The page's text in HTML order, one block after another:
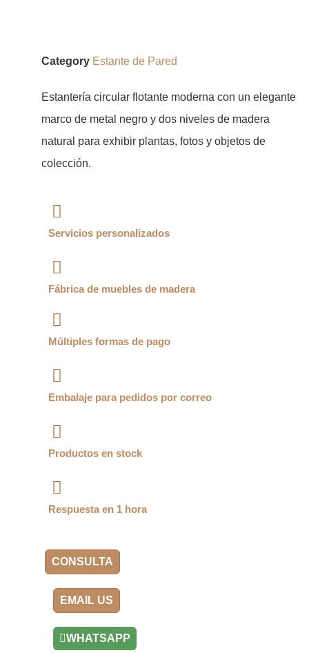
Category Estante de Pared
Estantería circular flotante moderna con un elegante
marco de metal negro y dos niveles de madera
natural para exhibir plantas, fotos y objetos de
colección.
Servicios personalizados
Fábrica de muebles de madera
Múltiples formas de pago
Embalaje para pedidos por correo
Productos en stock
Respuesta en 1 hora
CONSULTA
EMAIL US
WHATSAPP